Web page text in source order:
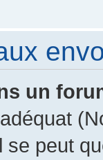
un
peut